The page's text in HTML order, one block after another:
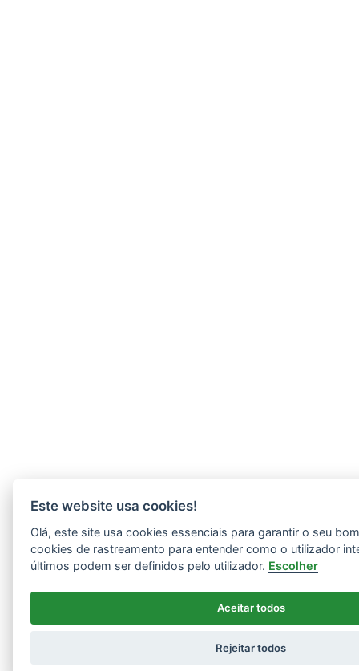
Este website usa cookies!
Olá, este site usa cookies essenciais para garantir o seu
cookies de rastreamento para entender como o utilizador
últimos podem ser definidos pelo utilizador. Escolher
Aceitar todos
Rejeitar todos